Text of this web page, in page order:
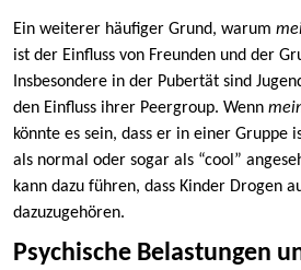
Ein weiterer häufiger Grund, warum
ist der Einfluss von Freunden und der
Insbesondere in der Pubertät sind
den Einfluss ihrer Peergroup. Wenn
könnte es sein, dass er in einer Gruppe
als normal oder sogar als “cool”
kann dazu führen, dass Kinder Drogen
dazuzugehören.
Psychische Belastungen